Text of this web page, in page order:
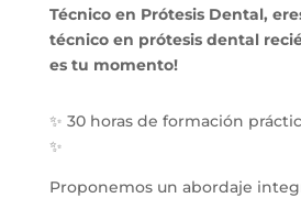
Técnico en Prótesis Dental,
técnico en prótesis dental
es tu momento!
✨ 30 horas de formación
✨
Proponemos un abordaje